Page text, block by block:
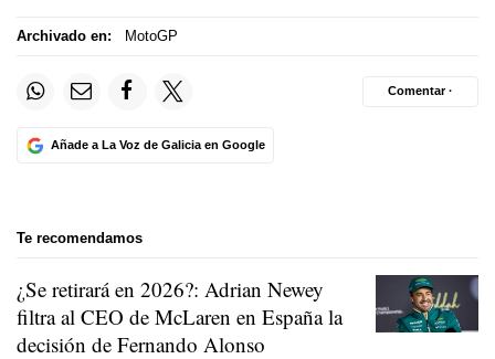
Archivado en: MotoGP
Añade a La Voz de Galicia en Google
Comentar ·
Te recomendamos
¿Se retirará en 2026?: Adrian Newey
filtra al CEO de McLaren en España la
decisión de Fernando Alonso